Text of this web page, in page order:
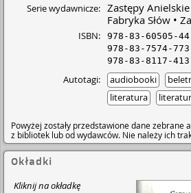
Serie wydawnicze: Zastępy Anielskie
Fabryka Słów
ISBN: 978-83-60505-
978-83-7574-
978-83-8117-
Autotagi: audiobooki
literatura
Powyżej zostały przedstawione dane
z bibliotek lub od wydawców. Nie należy ich
Okładki
Kliknij na okładkę